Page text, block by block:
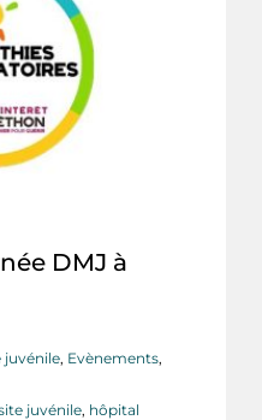
DMJ à
, Evènements,
juvénile, hôpital